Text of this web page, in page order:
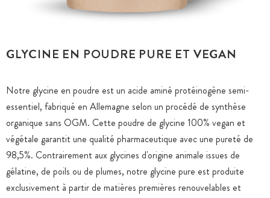
GLYCINE EN POUDRE PURE ET VEGAN
Notre glycine en poudre est un acide aminé protéinogène semi-
essentiel, fabriqué en Allemagne selon un procédé de synthèse
organique sans OGM. Cette poudre de glycine 100% vegan et
végétale garantit une qualité pharmaceutique avec une pureté de
98,5%. Contrairement aux glycines d'origine animale issues de
gélatine, de poils ou de plumes, notre glycine pure est produite
exclusivement à partir de matières premières renouvelables et